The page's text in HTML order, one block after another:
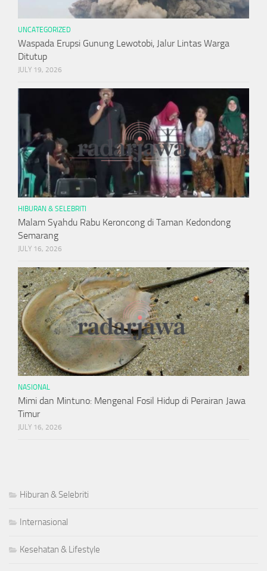
UNCATEGORIZED
Waspada Erupsi Gunung Lewotobi, Jalur Lintas Warga
Ditutup
JULY 19, 2026
HIBURAN & SELEBRITI
Malam Syahdu Rabu Keroncong di Taman Kedondong
Semarang
JULY 16, 2026
NASIONAL
Mimi dan Mintuno: Mengenal Fosil Hidup di Perairan Jawa
Timur
JULY 16, 2026
Hiburan & Selebriti
Internasional
Kesehatan & Lifestyle